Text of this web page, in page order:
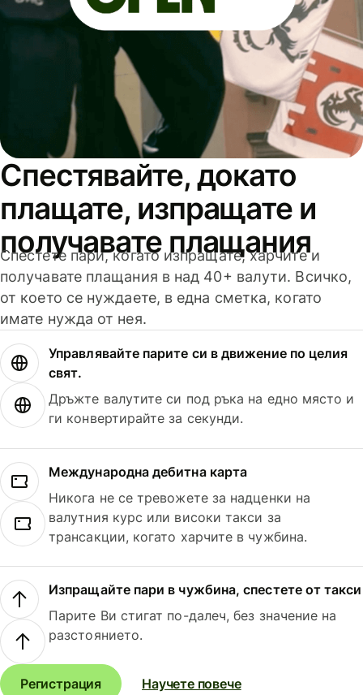
Спестявайте, докато
плащате, изпращате и
получавате плащания
Спестете пари, когато изпращате, харчите и
получавате плащания в над 40+ валути. Всичко,
от което се нуждаете, в една сметка, когато
имате нужда от нея.
Управлявайте парите си в движение по целия
свят.
Дръжте валутите си под ръка на едно място и
ги конвертирайте за секунди.
Международна дебитна карта
Никога не се тревожете за надценки на
валутния курс или високи такси за
трансакции, когато харчите в чужбина.
Изпращайте пари в чужбина, спестете от такси
Парите Ви стигат по-далеч, без значение на
разстоянието.
Регистрация Научете повече